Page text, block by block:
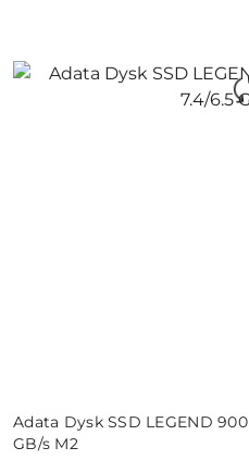
Adata Dysk SSD LEGEND
GB/s M2